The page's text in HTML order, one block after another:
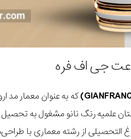
جی اف فره
علمیه رنگ نانو مشغول به
التحصیلی از رشته معماری با